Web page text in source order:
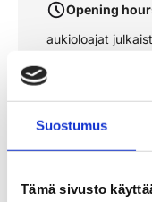
Suostumus
Tämä sivusto
Opening
aukioloajat
See the